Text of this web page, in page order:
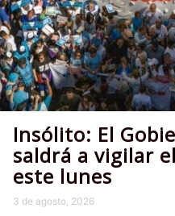
Insólito: El
saldrá a vigilar
este lunes
3 de agosto, 2026